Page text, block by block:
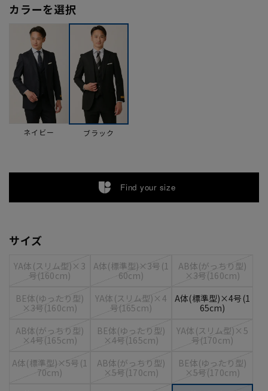
カラーを選択
ネイビー ブラック
Find your size
サイズ
YA体(スリム型)×3
号(160cm)
A体(標準型)×3号(1
60cm)
AB体(がっちり型)
×3号(160cm)
BE体(ゆったり型)
×3号(160cm)
YA体(スリム型)×4
号(165cm)
A体(標準型)×4号(1
65cm)
AB体(がっちり型)
×4号(165cm)
BE体(ゆったり型)
×4号(165cm)
YA体(スリム型)×5
号(170cm)
A体(標準型)×5号(1
70cm)
AB体(がっちり型)
×5号(170cm)
BE体(ゆったり型)
×5号(170cm)